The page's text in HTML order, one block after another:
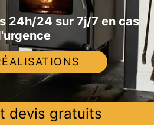
24h/24 sur 7j/7 en cas
devis gratuits